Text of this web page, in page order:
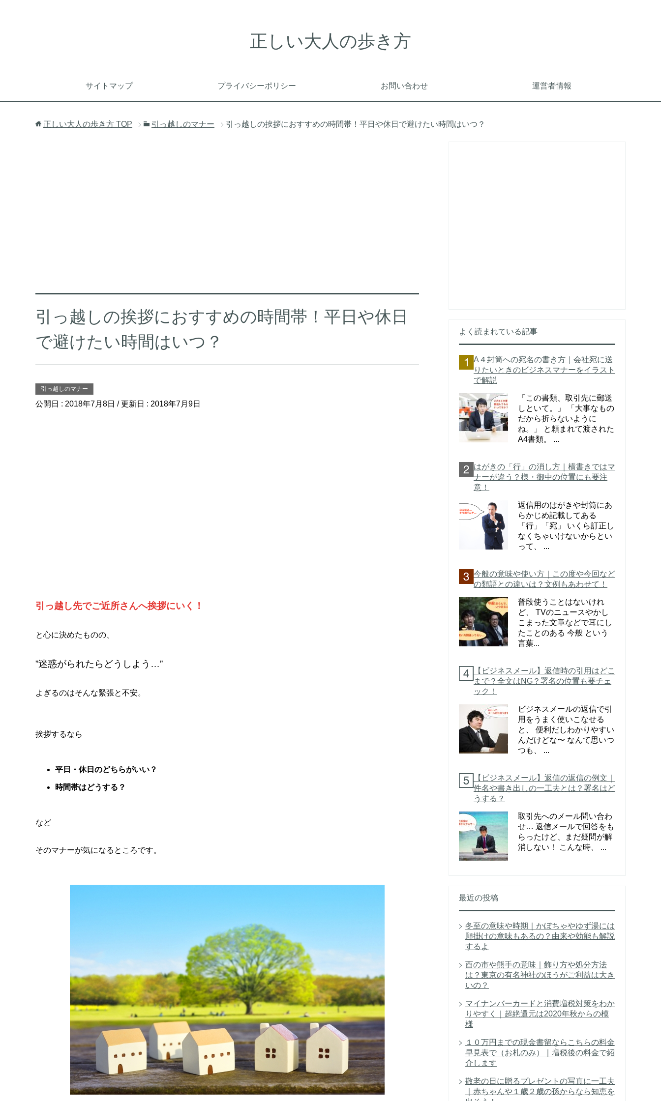
正しい大人の歩き方
サイトマップ プライバシーポリシー お問い合わせ 運営者情報
正しい大人の歩き方 TOP 引っ越しのマナー 引っ越しの挨拶におすすめの時間帯！平日や休日で避けたい時間はいつ？
引っ越しの挨拶におすすめの時間帯！平日や休日
で避けたい時間はいつ？
引っ越しのマナー
公開日 : 2018年7月8日 / 更新日 : 2018年7月9日
引っ越し先でご近所さんへ挨拶にいく！
と心に決めたものの、
”迷惑がられたらどうしよう…”
よぎるのはそんな緊張と不安。
挨拶するなら
平日・休日のどちらがいい？
時間帯はどうする？
など
そのマナーが気になるところです。
よく読まれている記事
A４封筒への宛名の書き方｜会社宛に送
りたいときのビジネスマナーをイラスト
で解説
「この書類、取引先に郵送
しといて。」 「大事なもの
だから折らないように
ね。」 と頼まれて渡された
A4書類。 ...
はがきの「行」の消し方｜横書きではマ
ナーが違う？様・御中の位置にも要注
意！
返信用のはがきや封筒にあ
らかじめ記載してある
「行」「宛」 いくら訂正し
なくちゃいけないからとい
って、 ...
今般の意味や使い方｜この度や今回など
の類語との違いは？文例もあわせて！
普段使うことはないけれ
ど、 TVのニュースやかし
こまった文章などで耳にし
たことのある 今般 という
言葉...
【ビジネスメール】返信時の引用はどこ
まで？全文はNG？署名の位置も要チェ
ック！
ビジネスメールの返信で引
用をうまく使いこなせる
と、 便利だしわかりやすい
んだけどな〜 なんて思いつ
つも、 ...
【ビジネスメール】返信の返信の例文｜
件名や書き出しの一工夫とは？署名はど
うする？
取引先へのメール問い合わ
せ… 返信メールで回答をも
らったけど、まだ疑問が解
消しない！ こんな時、 ...
最近の投稿
冬至の意味や時期｜かぼちゃやゆず湯には
願掛けの意味もあるの？由来や効能も解説
するよ
酉の市や熊手の意味｜飾り方や処分方法
は？東京の有名神社のほうがご利益は大き
いの？
マイナンバーカードと消費増税対策をわか
りやすく｜超絶還元は2020年秋からの模
様
１０万円までの現金書留ならこちらの料金
早見表で（お札のみ）｜増税後の料金で紹
介します
敬老の日に贈るプレゼントの写真に一工夫
｜赤ちゃんや１歳２歳の孫からなら知恵を